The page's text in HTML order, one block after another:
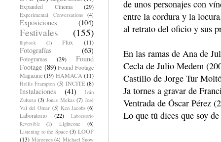
de unos personajes con
entre la cordura y la
al retrato del oficio y sus
En las ramas de Ana de
Cecla de Julio Medem
Castillo de Jorge Tur
Ja tornes a gravar de
Ventrada de Óscar Pérez
Lo que tú dices que soy
Expanded Cinema
(29)
Experimental Conversations (4)
Exposiciones (104)
Festivales (155)
flipbook (1) Flux (11)
Fotografías (63)
Fotogramas (29)
Found
Footage (89) Found Footage
Magazine (19) HAMACA (11)
Hollis Frampton (5) INCITE (8)
Instalaciones (41)
Iván
Zulueta (3) Jonas Mekas (7) José
Val del Omar (5) Ken Jacobs (6)
Laboratorio (22)
Laboratorio
Reversible
(1) Lightcone
(6)
Listening to the Space (3) LOOP
(13) Márgenes (4) Michael Snow